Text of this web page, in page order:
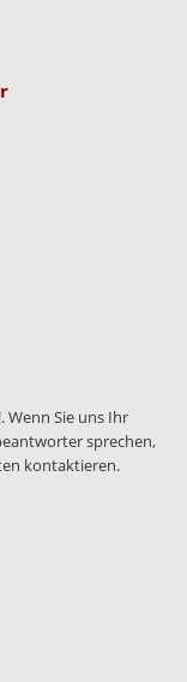
Wenn Sie uns Ihr
sprechen,
kontaktieren.